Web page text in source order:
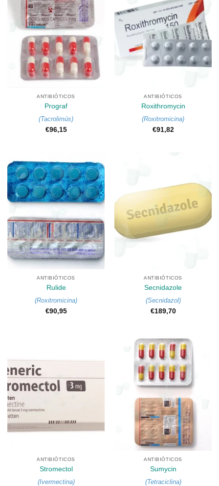
ANTIBIÓTICOS
Prograf
(Tacrolimús)
€96,15
ANTIBIÓTICOS
Roxithromycin
(Roxitromicina)
€91,82
ANTIBIÓTICOS
Rulide
(Roxitromicina)
€90,95
ANTIBIÓTICOS
Secnidazole
(Secnidazol)
€189,70
ANTIBIÓTICOS
Stromectol
(Ivermectina)
ANTIBIÓTICOS
Sumycin
(Tetraciclina)